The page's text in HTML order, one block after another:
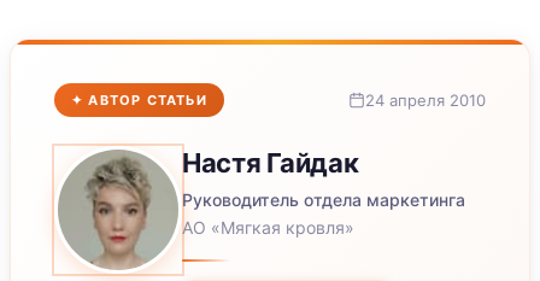
✦ АВТОР СТАТЬИ 24 апреля 2010
Настя Гайдак
Руководитель отдела маркетинга
АО «Мягкая кровля»